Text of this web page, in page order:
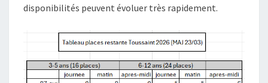
disponibilités peuvent évoluer très rapidement.